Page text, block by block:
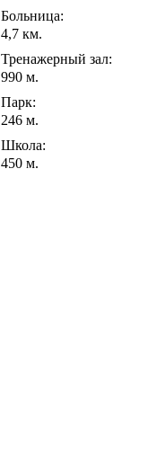
Больница:
4,7 км.
Тренажерный зал:
990 м.
Парк:
246 м.
Школа:
450 м.